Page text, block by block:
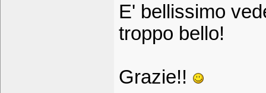
E' bellissimo
troppo bello!
Grazie!!